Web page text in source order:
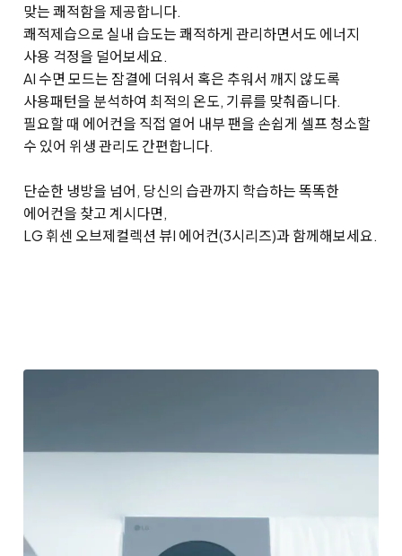
맞는 쾌적함을 제공합니다.
쾌적제습으로 실내 습도는 쾌적하게 관리하면서도 에너지
사용 걱정을 덜어보세요.
AI 수면 모드는 잠결에 더워서 혹은 추워서 깨지 않도록
사용패턴을 분석하여 최적의 온도, 기류를 맞춰줍니다.
필요할 때 에어컨을 직접 열어 내부 팬을 손쉽게 셀프 청소할
수 있어 위생 관리도 간편합니다.
단순한 냉방을 넘어, 당신의 습관까지 학습하는 똑똑한
에어컨을 찾고 계시다면,
LG 휘센 오브제컬렉션 뷰I 에어컨(3시리즈)과 함께해보세요.